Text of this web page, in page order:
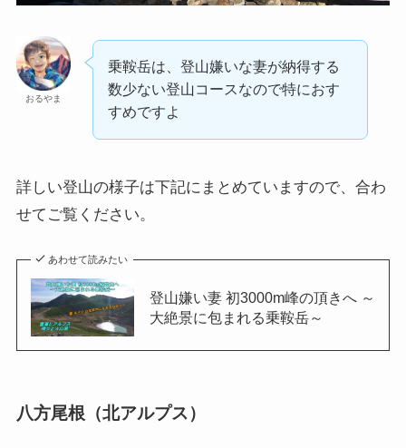
おるやま
乗鞍岳は、登山嫌いな妻が納得する
数少ない登山コースなので特におす
すめですよ
詳しい登山の様子は下記にまとめていますので、合わ
せてご覧ください。
あわせて読みたい
登山嫌い妻 初3000m峰の頂きへ ～
大絶景に包まれる乗鞍岳～
八方尾根（北アルプス）